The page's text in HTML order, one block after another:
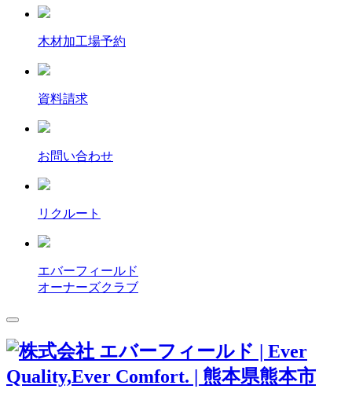
木材加工場予約
資料請求
お問い合わせ
リクルート
エバーフィールド
オーナーズクラブ